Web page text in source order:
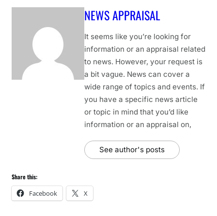
NEWS APPRAISAL
It seems like you’re looking for
information or an appraisal related
to news. However, your request is
a bit vague. News can cover a
wide range of topics and events. If
you have a specific news article
or topic in mind that you’d like
information or an appraisal on,
See author's posts
Share this:
Facebook X